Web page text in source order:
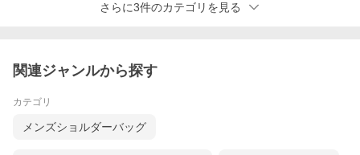
さらに3件のカテゴリを見る
関連ジャンルから探す
カテゴリ
メンズショルダーバッグ